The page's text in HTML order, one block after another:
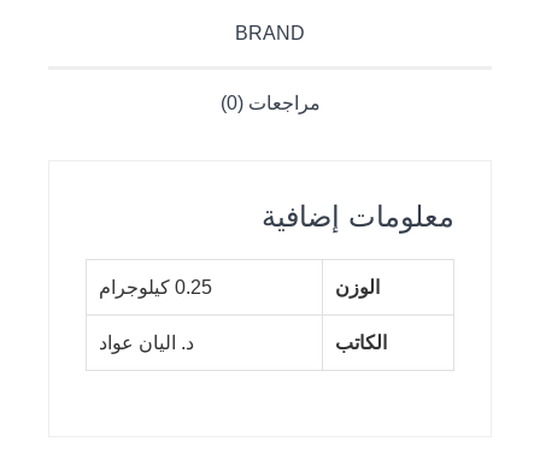
BRAND
مراجعات (0)
معلومات إضافية
الوزن 0.25 كيلوجرام
الكاتب د. اليان عواد